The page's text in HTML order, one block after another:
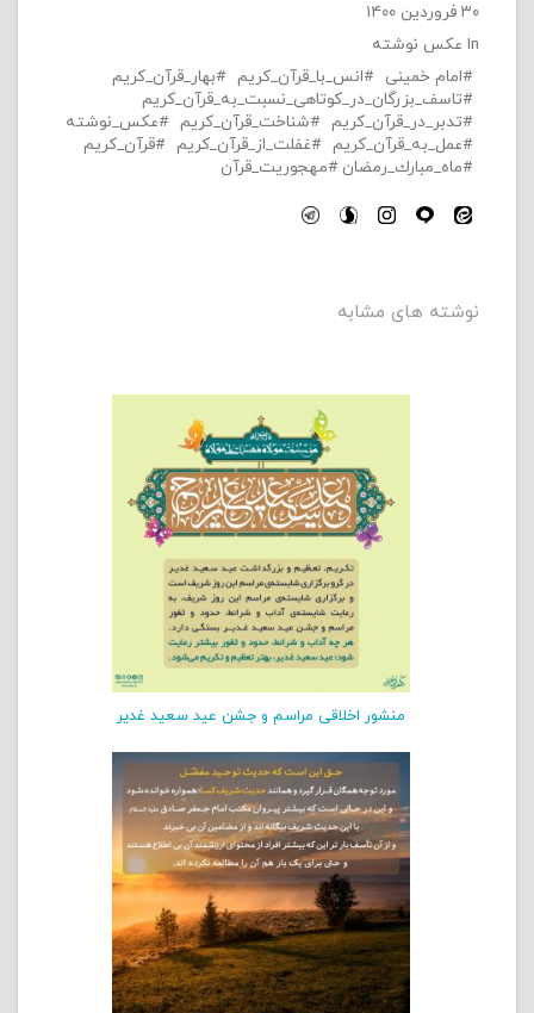
۳۰ فروردین ۱۴۰۰
In عکس نوشته
امام خمینی
انس_با_قرآن_كريم
بهار_قرآن_كريم
تاسف_بزرگان_در_کوتاهی_نسبت_به_قرآن_کریم
تدبر_در_قرآن_كريم
شناخت_قرآن_كريم
عکس_نوشته
عمل_به_قرآن_كريم
غفلت_از_قرآن_کریم
قرآن_كريم
ماه_مبارك_رمضان
مهجوريت_قرآن
نوشته های مشابه
منشور اخلاقی مراسم و جشن عید سعید غدیر